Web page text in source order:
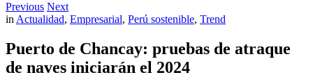
Previous Next
inActualidad, Empresarial, Perú sostenible, Trend
Puerto de Chancay: pruebas de atraque
de naves iniciarán el 2024